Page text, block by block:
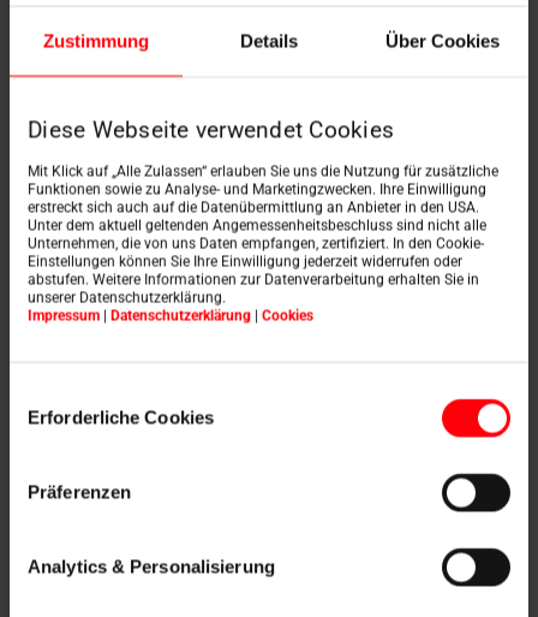
Zustimmung Details Über Cookies
Diese Webseite verwendet Cookies
Mit Klick auf „Alle Zulassen“ erlauben Sie uns die Nutzung für zusätzliche
Funktionen sowie zu Analyse- und Marketingzwecken. Ihre Einwilligung
erstreckt sich auch auf die Datenübermittlung an Anbieter in den USA.
Unter dem aktuell geltenden Angemessenheitsbeschluss sind nicht alle
Unternehmen, die von uns Daten empfangen, zertifiziert. In den Cookie-
Einstellungen können Sie Ihre Einwilligung jederzeit widerrufen oder
abstufen. Weitere Informationen zur Datenverarbeitung erhalten Sie in
unserer Datenschutzerklärung.
Impressum | Datenschutzerklärung | Cookies
Erforderliche Cookies
Präferenzen
Analytics & Personalisierung
Objednávka náhradných
dielov
Náhradné diely pre strešné okná a zariadenia
Roto